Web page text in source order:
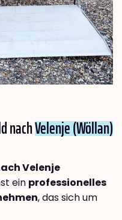
nachVelenje (Wöllan)
Velenje
ein professionelles
, das sich um